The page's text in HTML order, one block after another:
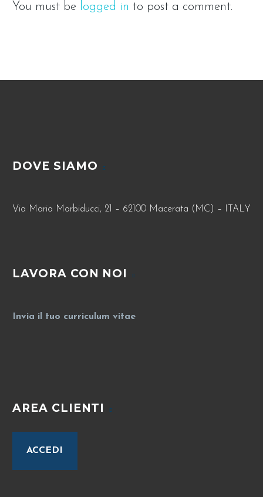
You must be logged in to post a comment.
DOVE SIAMO
Via Mario Morbiducci, 21 – 62100 Macerata (MC) – ITALY
LAVORA CON NOI
Invia il tuo curriculum vitae
AREA CLIENTI
ACCEDI